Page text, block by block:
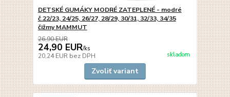
DETSKÉ GUMÁKY MODRÉ ZATEPLENÉ - modré
č.22/23, 24/25, 26/27, 28/29, 30/31, 32/33, 34/35
čižmy MAMMUT
26,90 EUR
24,90 EUR/ks
20,24 EUR bez DPH skladom
Zvoliť variant